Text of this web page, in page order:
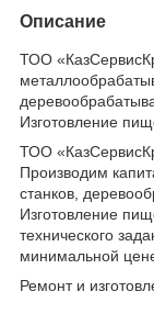
Описание
ТОО
Изготовление
ТОО
Производим
станков,
Изготовление
технического
минимальной
Ремонт и